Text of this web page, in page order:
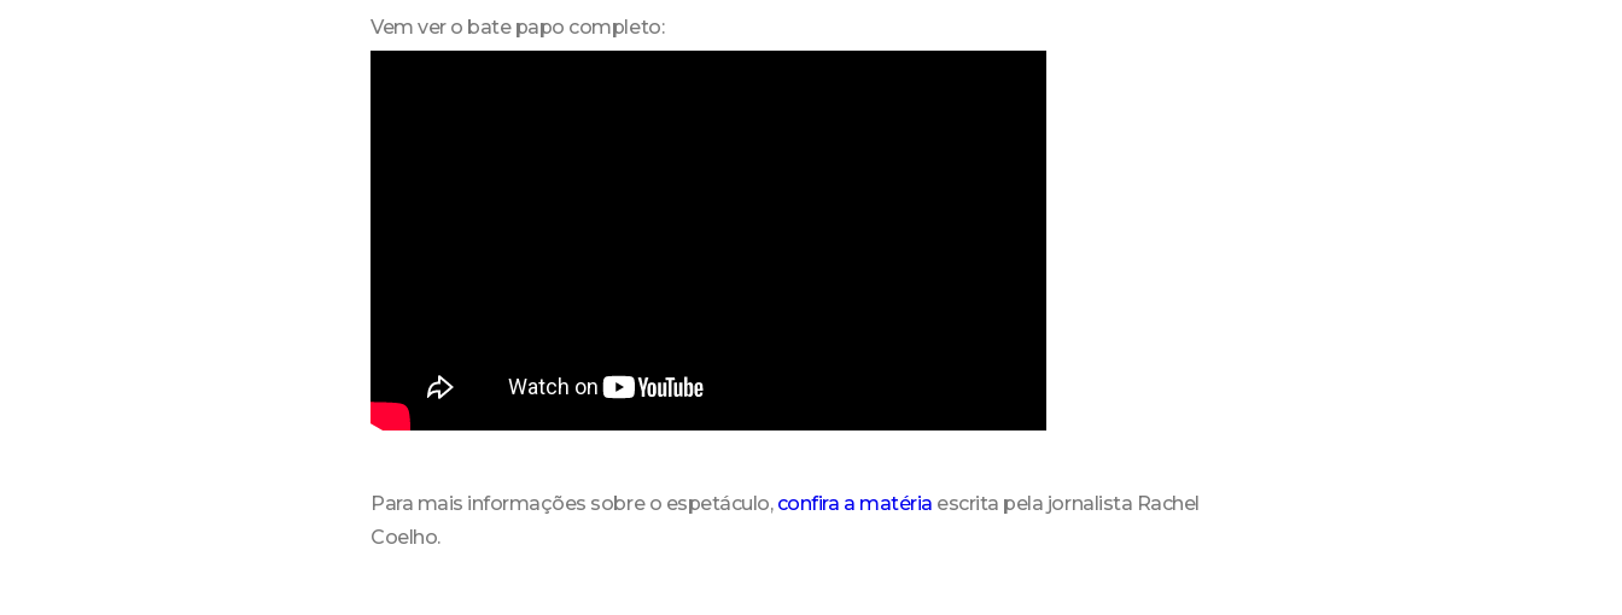
Vem ver o bate papo completo:
Para mais informações sobre o espetáculo, confira a matéria escrita pela jornalista Rachel
Coelho.